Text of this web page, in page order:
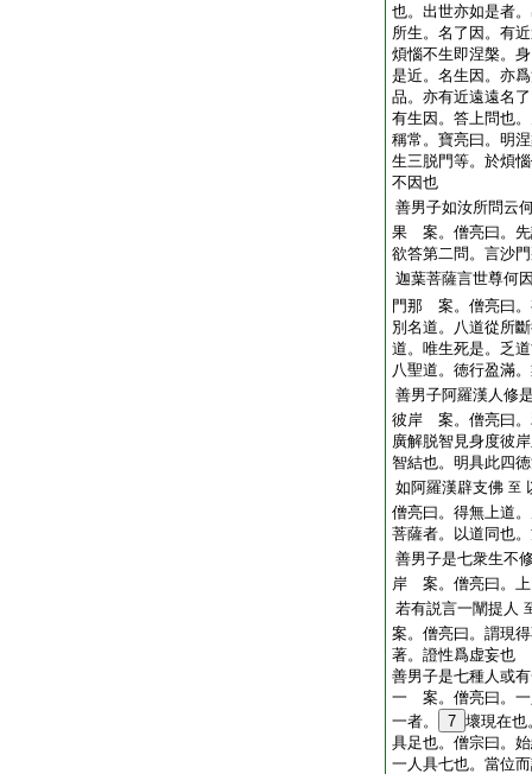
也。出世亦如是者
所生。名了因。有
煩惱不生即涅槃。
是近。名生因。亦
品。亦有近遠遠名
有生因。答上問也
稱常。寶亮曰。明
生三脱門等。於煩
不因也
善男子如汝所問云
果 案。僧亮曰。先
欲答第二問。言沙
迦葉菩薩言世尊何
門那 案。僧亮曰。
別名道。八道從所
道。唯生死是。乏
八聖道。徳行盈滿
善男子阿羅漢人修
彼岸 案。僧亮曰。
廣解脱智見身度彼
智結也。明具此四
如阿羅漢辟支佛 至
僧亮曰。得無上道
菩薩者。以道同也
善男子是七衆生不
岸 案。僧亮曰。上
若有説言一闡提人
案。僧亮曰。謂現
著。證性爲虚妄也
善男子是七種人或
一 案。僧亮曰。一
一者。
7 壞現在也
具足也。僧宗曰。
一人具七也。當位